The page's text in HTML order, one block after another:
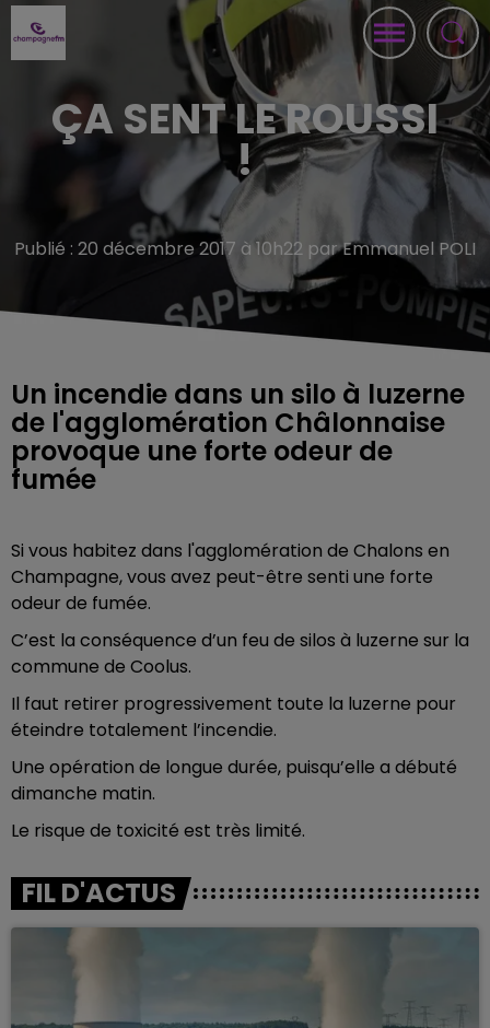
ÇA SENT LE ROUSSI
!
Publié : 20 décembre 2017 à 10h22 par Emmanuel POLI
Un incendie dans un silo à luzerne
de l'agglomération Châlonnaise
provoque une forte odeur de
fumée
Si vous habitez dans l'agglomération de Chalons en
Champagne, vous avez peut-être senti une forte
odeur de fumée.
C’est la conséquence d’un feu de silos à luzerne sur la
commune de Coolus.
Il faut retirer progressivement toute la luzerne pour
éteindre totalement l’incendie.
Une opération de longue durée, puisqu’elle a débuté
dimanche matin.
Le risque de toxicité est très limité.
FIL D'ACTUS